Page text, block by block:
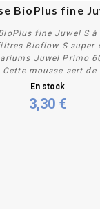
BioPlus fine
fine Juwel S
Bioflow S super
Juwel Primo
mousse sert de
En stock
3,30 €